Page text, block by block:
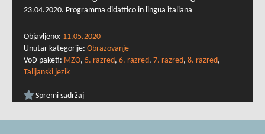
23.04.2020. Programma didattico in lingua italiana
Objavljeno: 11.05.2020
Unutar kategorije: Obrazovanje
VoD paketi: MZO, 5. razred, 6. razred, 7. razred, 8. razred,
Talijanski jezik
Spremi sadržaj